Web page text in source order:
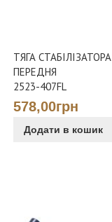
ТЯГА СТАБІЛІЗАТОРА
ПЕРЕДНЯ
2523-407FL
578,00грн
Додати в кошик